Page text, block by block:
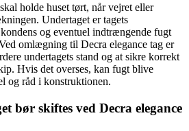
holde huset tørt, når vejret eller
Undertaget er tagets
og eventuel indtrængende fugt
omlægning til Decra elegance tag er
undertagets stand og at sikre korrekt
Hvis det overses, kan fugt blive
og råd i konstruktionen.
bør skiftes ved Decra elegance